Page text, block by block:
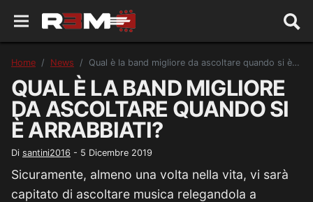
Home News Qual è la band migliore da ascoltare quando si è arrabbiati?
QUAL È LA BAND MIGLIORE
DA ASCOLTARE QUANDO SI
È ARRABBIATI?
Di santini2016 - 5 Dicembre 2019
Sicuramente, almeno una volta nella vita, vi sarà
capitato di ascoltare musica relegandola a